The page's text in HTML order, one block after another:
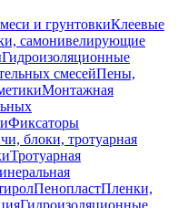
и грунтовкиКлеевые
самонивелирующие
Гидроизоляционные
смесейПены,
Монтажная
Фиксаторы
блоки, тротуарная
Тротуарная
ПенопластПленки,
Гидроизоляционные